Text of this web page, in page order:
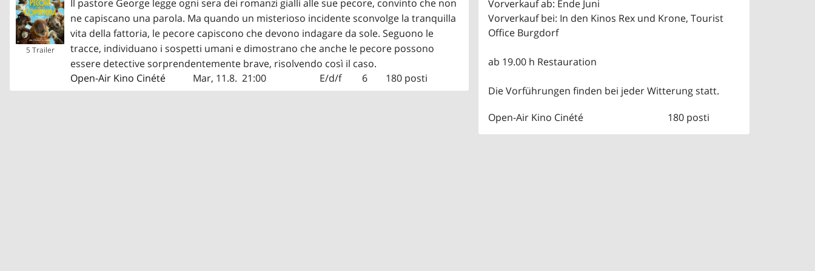
5 Trailer
Il pastore George legge ogni sera dei romanzi gialli alle sue pecore, convinto che non
ne capiscano una parola. Ma quando un misterioso incidente sconvolge la tranquilla
vita della fattoria, le pecore capiscono che devono indagare da sole. Seguono le
tracce, individuano i sospetti umani e dimostrano che anche le pecore possono
essere detective sorprendentemente brave, risolvendo così il caso.
Open-Air Kino Cinété
Mar, 11.8. 21:00 E/d/f 6 180 posti
Vorverkauf ab: Ende Juni
Vorverkauf bei: In den Kinos Rex und Krone, Tourist
Office Burgdorf
ab 19.00 h Restauration
Die Vorführungen finden bei jeder Witterung statt.
Open-Air Kino Cinété
180 posti